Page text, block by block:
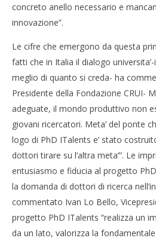
concreto anello necessario e
innovazione”.
Le cifre che emergono da questa
fatti che in Italia il dialogo
meglio di quanto si creda- ha
Presidente della Fondazione CRUI-
adeguate, il mondo produttivo non
giovani ricercatori. Meta’ del ponte
logo di PhD ITalents e’ stato
dottori tirare su l’altra meta’”. Le
entusiasmo e fiducia al progetto
la domanda di dottori di ricerca
commentato Ivan Lo Bello,
progetto PhD ITalents “realizza un
da un lato, valorizza la